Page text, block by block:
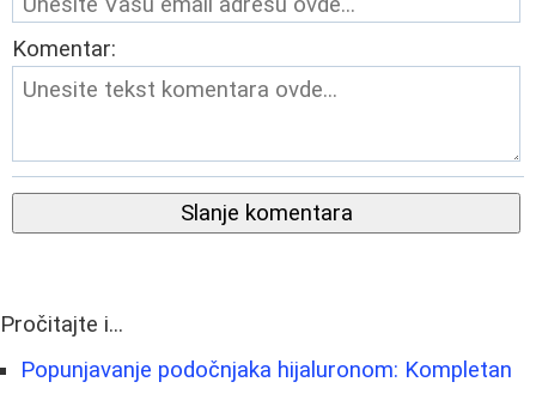
Komentar:
Slanje komentara
Pročitajte i...
Popunjavanje podočnjaka hijaluronom: Kompletan